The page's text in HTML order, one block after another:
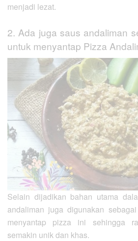
menjadi lezat.
2. Ada juga saus andaliman
untuk menyantap Pizza
Selain dijadikan bahan utama
andaliman juga digunakan
menyantap pizza ini sehingga
semakin unik dan khas.